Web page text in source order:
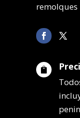
remolques
